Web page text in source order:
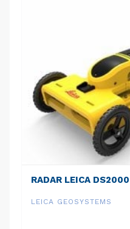
RADAR LEICA DS2000
LEICA GEOSYSTEMS